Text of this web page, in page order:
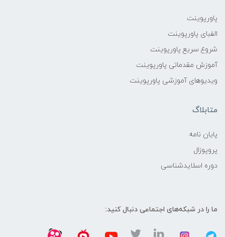
پاورپوینت
الفبای پاورپوینت
شروع سریع پاورپوینت
آموزش مقدماتی پاورپوینت
ویدیوهای آموزشی پاورپوینت
متابلاگ
پایان نامه
پروپوزال
دوره اسلایدشناسی
ما را در شبکه‌های اجتماعی دنبال کنید: